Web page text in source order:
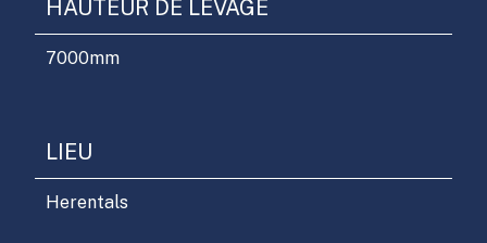
HAUTEUR DE LEVAGE
7000mm
LIEU
Herentals